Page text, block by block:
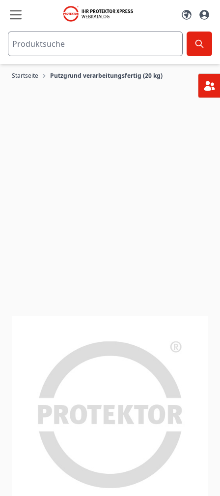
Zum Inhalt springen
Startseite Putzgrund verarbeitungsfertig (20 kg)
Putzgrund verarbeitungsfertig (20 kg)
Quarzhaltiger Voranstrich und Haftvermittler (z. B. vor dem
Auftragen von Dekorputzen), für die Egalisierung des
Untergrund-Saugverhaltens im Innen- und Außenbereich,
mit weißer Pigmentierung für einen verbesserten Kontrast
zu unbehandelten Flächen. Das Produkt ist bis 10%
wasserverdünnbar, wetterbeständig und gebrauchsfertig
eingestellt.
Artikelnummer